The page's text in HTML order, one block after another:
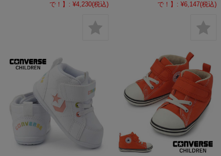
で！】: ¥4,230(税込)
で！】: ¥6,147(税込)